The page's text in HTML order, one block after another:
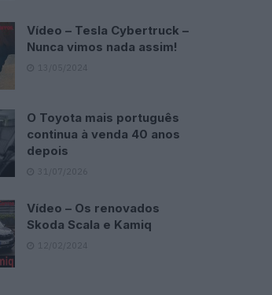
Vídeo – Tesla Cybertruck –
Nunca vimos nada assim!
13/05/2024
O Toyota mais português
continua à venda 40 anos
depois
31/07/2026
Vídeo – Os renovados
Skoda Scala e Kamiq
12/02/2024